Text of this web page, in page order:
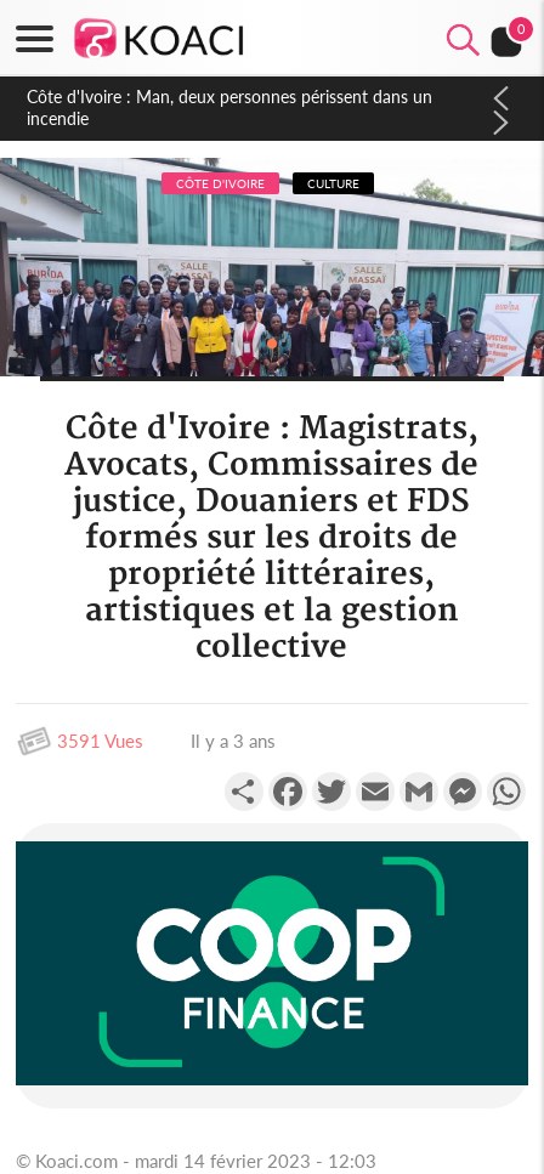
0
Côte d'Ivoire : Séileu, la célébration de la fête nationale
transformée en vaste campagne contre les produits
dépigmentants dangereux
CÔTE D'IVOIRE CULTURE
Côte d'Ivoire : Magistrats,
Avocats, Commissaires de
justice, Douaniers et FDS
formés sur les droits de
propriété littéraires,
artistiques et la gestion
collective
3591 Vues Il y a 3 ans
PartagerFacebookTwitterEmail Gmail
© Koaci.com - mardi 14 février 2023 - 12:03